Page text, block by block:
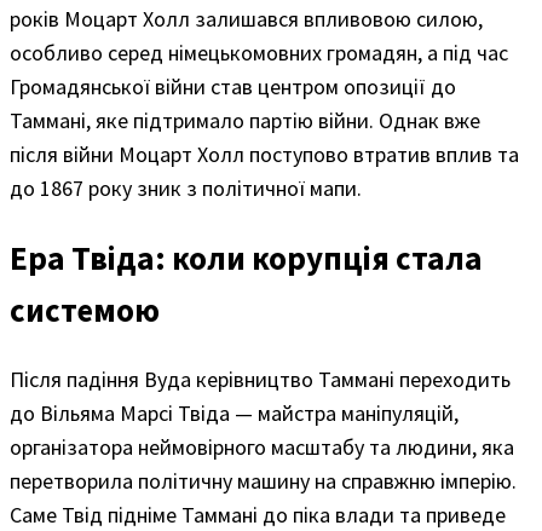
років Моцарт Холл залишався впливовою силою,
особливо серед німецькомовних громадян, а під час
Громадянської війни став центром опозиції до
Таммані, яке підтримало партію війни. Однак вже
після війни Моцарт Холл поступово втратив вплив та
до 1867 року зник з політичної мапи.
Ера Твіда: коли корупція стала
системою
Після падіння Вуда керівництво Таммані переходить
до Вільяма Марсі Твіда — майстра маніпуляцій,
організатора неймовірного масштабу та людини, яка
перетворила політичну машину на справжню імперію.
Саме Твід підніме Таммані до піка влади та приведе